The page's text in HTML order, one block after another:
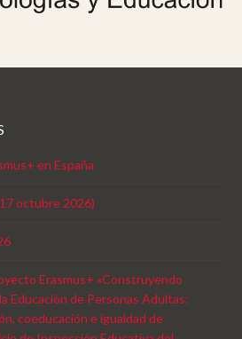
en España
octubre 2026)
Erasmus+ «Construyendo
Educación de Personas Adultas:
coeducación e igualdad de